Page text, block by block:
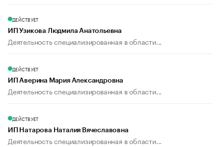
ДЕЙСТВУЕТ
ИП Узикова Людмила Анатольевна
Деятельность специализированная в области...
ДЕЙСТВУЕТ
ИП Аверина Мария Александровна
Деятельность специализированная в области...
ДЕЙСТВУЕТ
ИП Натарова Наталия Вячеславовна
Деятельность специализированная в области...